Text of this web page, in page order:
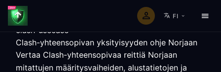
FI
clash-usecase
Clash-yhteensopivan yksityisyyden ohje Norjaan
Vertaa Clash-yhteensopivaa reittiä Norjaan
mitattujen määritysvaiheiden, alustatietojen ja